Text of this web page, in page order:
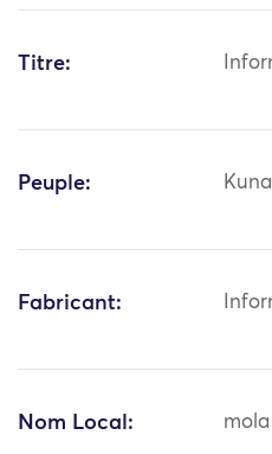
Titre:
Peuple: Kuna
Fabricant:
Nom Local: mola